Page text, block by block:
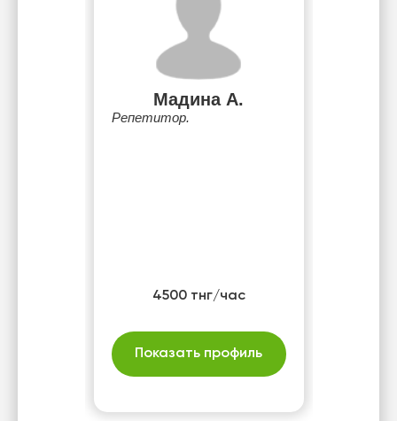
Мадина А.
Репетитор.
4500 тнг/час
Показать профиль